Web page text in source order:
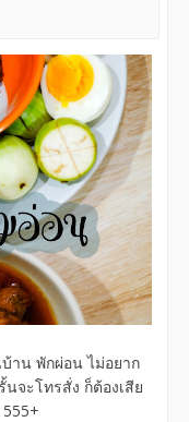
าน พักผ่อน ไม่อยาก
จะโทรสั่ง ก็ต้องเสีย